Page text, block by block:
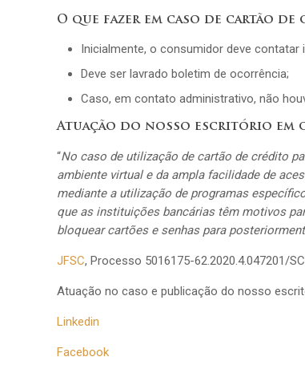
O que fazer em caso de cartão
Inicialmente, o consumidor deve
Deve ser lavrado boletim de ocorrência;
Caso, em contato administrativo, não
Atuação donosso escritório em
“No caso de utilização de cartão de crédito
ambiente virtual e da ampla facilidade de
mediante a utilização de programas
que as instituições bancárias têm motivos
bloquear cartões e senhas para
JFSC, Processo 5016175-62.2020.4.047201/SC
Atuação no caso e publicação do nosso
Linkedin
Facebook